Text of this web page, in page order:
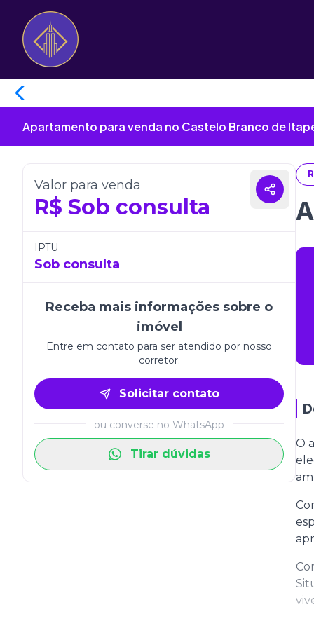
Apartamento para venda no Castelo Branco de
Valor para venda
R$ Sob consulta
IPTU
Sob consulta
Receba mais informações sobre o
imóvel
Entre em contato para ser atendido por nosso
corretor.
Solicitar contato
ou converse no WhatsApp
Tirar dúvidas
O